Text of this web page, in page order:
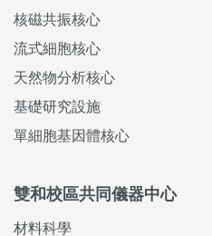
核磁共振核心
流式細胞核心
天然物分析核心
基礎研究設施
單細胞基因體核心
雙和校區共同儀器中心
材料科學